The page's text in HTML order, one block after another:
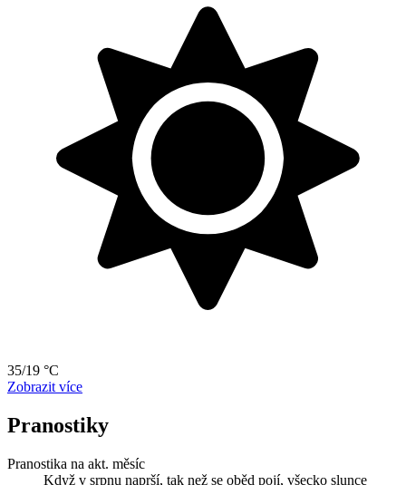
35/19 °C
Zobrazit více
Pranostiky
Pranostika na akt. měsíc
Když v srpnu naprší, tak než se oběd pojí, všecko slunce